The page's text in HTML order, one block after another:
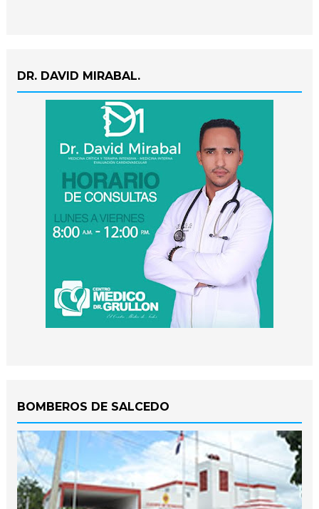
DR. DAVID MIRABAL.
BOMBEROS DE SALCEDO